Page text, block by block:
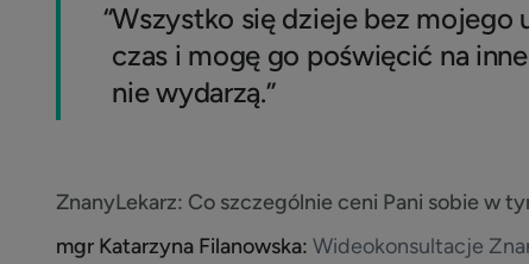
“Wszystko się dzieje bez mojego
czas i mogę go poświęcić na
nie wydarzą.”
ZnanyLekarz: Co szczególnie ceni Pani sobie w
mgr Katarzyna Filanowska: Wideokonsultacje